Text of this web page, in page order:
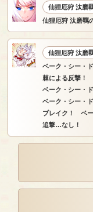
仙狸厄狩 汰磨
仙狸厄狩 汰磨羈
仙狸厄狩 汰磨
ベーク・シー・
棘による反撃！
ベーク・シー・
ベーク・シー・
ブレイク！ ベー
追撃…なし！